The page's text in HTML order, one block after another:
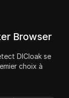
Browser
DICloak se
choix à